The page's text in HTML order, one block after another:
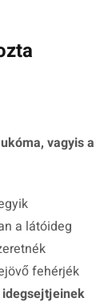
vagyis a
a látóideg
fehérjék